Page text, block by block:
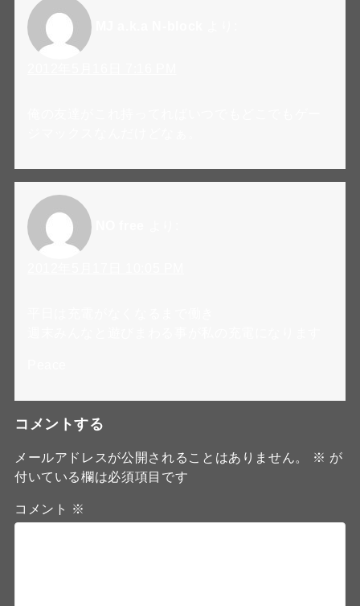
コメントする
メールアドレスが公開されることはありません。 ※ が
付いている欄は必須項目です
コメント ※